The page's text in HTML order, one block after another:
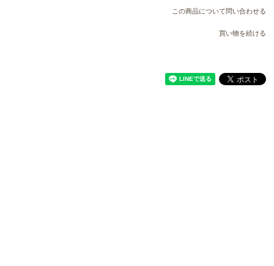
この商品について問い合わせる
買い物を続ける